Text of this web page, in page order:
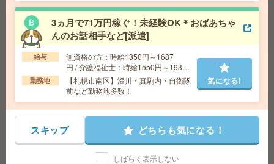
＼週1～＆時短もOK／図書館、新規書籍の情報を入力す
るだけ！WワークOK[派遣]
給 与 時給1800円
交通費 交通費込
札幌駅/さっぽろ駅/大通り駅より徒歩5分、西1
1丁目、すすきの駅より徒歩10分
気になる!
【50名募集＊未経験OK・50代60代歓迎】電話なし・カタ
ログギフトのデータ入力[派遣]
時給1700円～ ＊日払い・週払いOK
3ヵ月で71万円稼ぐ！未経験OK＊おばあちゃ
んのお話相手など[派遣]
給与
無資格の方：時給1350円～1687
円 / 介護福祉士：時給1550円～1937
円 / 初任者以上：時給1450円～1812
円
勤務地
【札幌市南区】澄川・真駒内・自衛隊
前など勤務地多数！
気になる!
スキップ どちらも気になる！
しばらく表示しない